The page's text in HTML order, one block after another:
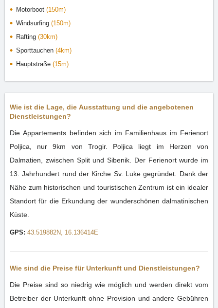
Motorboot (150m)
Windsurfing (150m)
Rafting (30km)
Sporttauchen (4km)
Hauptstraße (15m)
Wie ist die Lage, die Ausstattung und die angebotenen
Dienstleistungen?
Die Appartements befinden sich im Familienhaus im Ferienort
Poljica, nur 9km von Trogir. Poljica liegt im Herzen von
Dalmatien, zwischen Split und Sibenik. Der Ferienort wurde im
13. Jahrhundert rund der Kirche Sv. Luke gegründet. Dank der
Nähe zum historischen und touristischen Zentrum ist ein idealer
Standort für die Erkundung der wunderschönen dalmatinischen
Küste.
GPS: 43.519882N, 16.136414E
Wie sind die Preise für Unterkunft und Dienstleistungen?
Die Preise sind so niedrig wie möglich und werden direkt vom
Betreiber der Unterkunft ohne Provision und andere Gebühren